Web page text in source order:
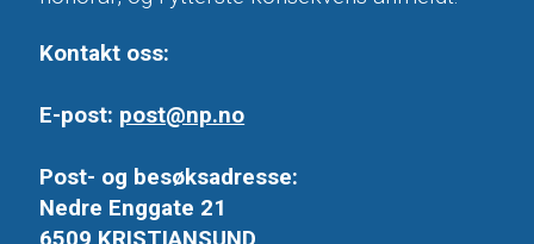
Kontakt oss:
E-post: post@np.no
Post- og besøksadresse:
Nedre Enggate 21